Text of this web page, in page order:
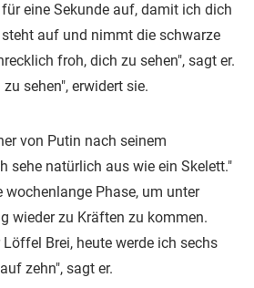
eine Sekunde auf, damit ich dich
auf und nimmt die schwarze
froh, dich zu sehen", sagt er.
sehen", erwidert sie.
von Putin nach seinem
sehe natürlich aus wie ein Skelett."
wochenlange Phase, um unter
wieder zu Kräften zu kommen.
Brei, heute werde ich sechs
zehn", sagt er.